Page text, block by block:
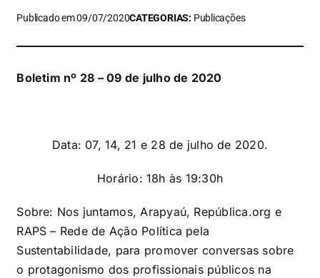
Publicado em 09/07/2020CATEGORIAS: Publicações
Boletim nº 28 – 09 de julho de 2020
Data: 07, 14, 21 e 28 de julho de 2020.
Horário: 18h às 19:30h
Sobre: Nos juntamos, Arapyaú, República.org e
RAPS – Rede de Ação Política pela
Sustentabilidade, para promover conversas sobre
o protagonismo dos profissionais públicos na